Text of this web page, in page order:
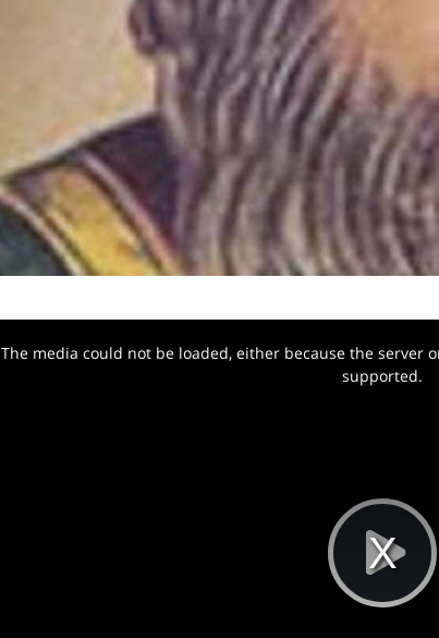
The media could not be loaded, either because the server
supported.